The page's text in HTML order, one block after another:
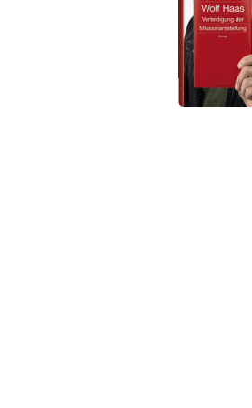
Sonette
einer
Liebe